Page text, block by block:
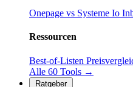
Onepage vs Systeme Io
Ressourcen
Best-of-Listen
Alle 60 Tools →
Ratgeber